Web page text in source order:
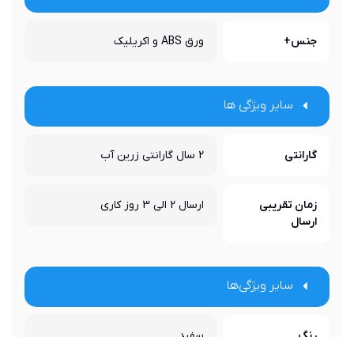
جنس+ ورق ABS و اکریلیک
سایر ویژگی ها
گارانتی 2 سال گارانتی زرین آب
زمان تقریبی
ارسال
ارسال 2 الی 3 روز کاری
سایر ویژگی‌ها